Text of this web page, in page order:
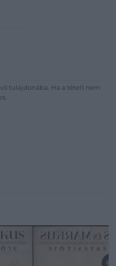
tulajdonába. Ha a tételt nem